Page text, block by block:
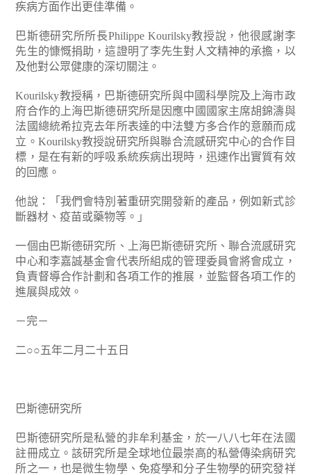
疾病方面作出更佳準備。
巴斯德研究所所長Philippe Kourilsky教授說，他很感謝李
先生的慷慨捐助，這證明了李先生對人文精神的承擔，以
及他對公眾健康的深切關注。
Kourilsky教授稱，巴斯德研究所與中國科學院及上海市政
府合作的上海巴斯德研究所是因應中國國家主席胡錦濤與
法國總統希拉克去年所表達的中法雙方多合作的意願而成
立。Kourilsky教授說研究所與聯合流感研究中心的合作目
標，是在有新的呼吸系統疾病出現時，迅速作出實質有效
的回應。
他說：「我們會特別著重研究開發新的產品，例如新式診
斷器材、疫苗或藥物等。」
一個由巴斯德研究所、上海巴斯德研究所、聯合流感研究
中心和李嘉誠基金會代表所組成的管理委員會將會成立，
負責督導合作計劃和各項工作的推展，並監督各項工作的
進展與成效。
－完－
二○○五年二月二十五日
巴斯德研究所
巴斯德研究所是私營的非牟利基金，於一八八七年在法國
註冊成立。該研究所是全球地位最崇高的私營傳染病研究
所之一，也是微生物學、免疫學和分子生物學的研究發祥